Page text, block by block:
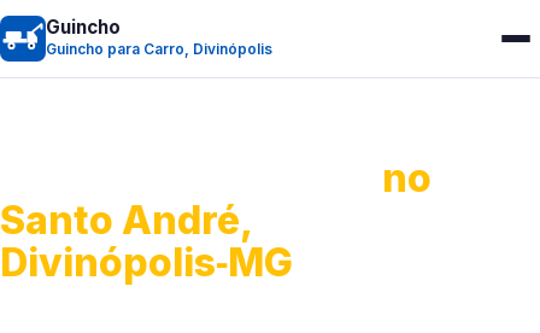
Guincho
Guincho para Carro, Divinópolis
no
Santo André,
Divinópolis‑MG